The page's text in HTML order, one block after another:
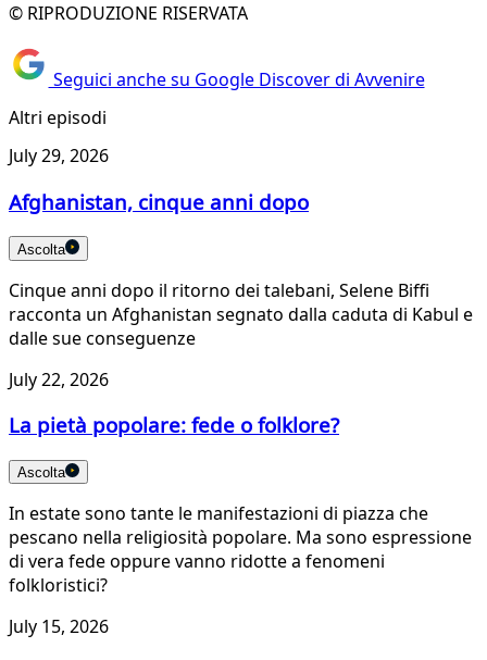
© RIPRODUZIONE RISERVATA
Seguici anche su Google Discover di Avvenire
Altri episodi
July 29, 2026
Afghanistan, cinque anni dopo
Ascolta
Cinque anni dopo il ritorno dei talebani, Selene Biffi
racconta un Afghanistan segnato dalla caduta di Kabul e
dalle sue conseguenze
July 22, 2026
La pietà popolare: fede o folklore?
Ascolta
In estate sono tante le manifestazioni di piazza che
pescano nella religiosità popolare. Ma sono espressione
di vera fede oppure vanno ridotte a fenomeni
folkloristici?
July 15, 2026